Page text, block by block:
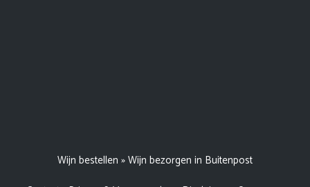
Wijn bestellen »Wijn bezorgen in Buitenpost